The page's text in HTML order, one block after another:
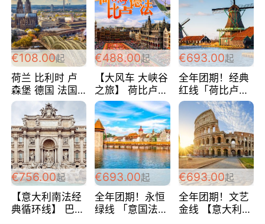
€108.00起
荷兰 比利时 卢
森堡 德国 法国
超爽玩遍西欧 循
环线 全程四星宾
馆 108欧/人/天
€488.00起
【大风车 大峡谷
之旅】 荷比卢德
法 巴黎上下 经
典五国四日游
488欧/人
€693.00起
全年团期！经典
红线「荷比卢德
法」七天循环 五
国 仅售99欧/人/
天！巴黎上下！
包拼房~
€756.00起
【意大利南法经
典循环线】 巴黎
€693.00起
全年团期！永恒
绿线 「意国法
€693.00起
全年团期！文艺
金线 【意大利一